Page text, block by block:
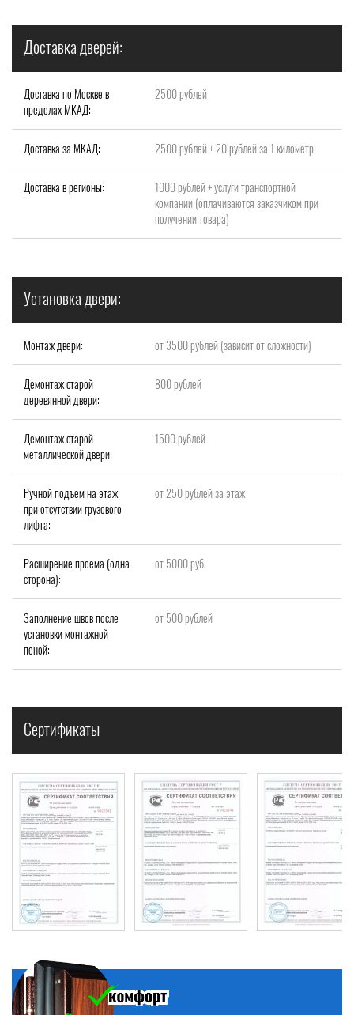
Доставка дверей:
Доставка по Москве в
пределах МКАД:
2500 рублей
Доставка за МКАД: 2500 рублей + 20 рублей за 1 километр
Доставка в регионы:
1000 рублей + услуги транспортной
компании (оплачиваются заказчиком при
получении товара)
Установка двери:
Монтаж двери: от 3500 рублей (зависит от сложности)
Демонтаж старой
деревянной двери:
800 рублей
Демонтаж старой
металлической двери:
1500 рублей
Ручной подъем на этаж
при отсутствии грузового
лифта:
от 250 рублей за этаж
Расширение проема (одна
сторона):
от 5000 руб.
Заполнение швов после
установки монтажной
пеной:
от 500 рублей
Сертификаты